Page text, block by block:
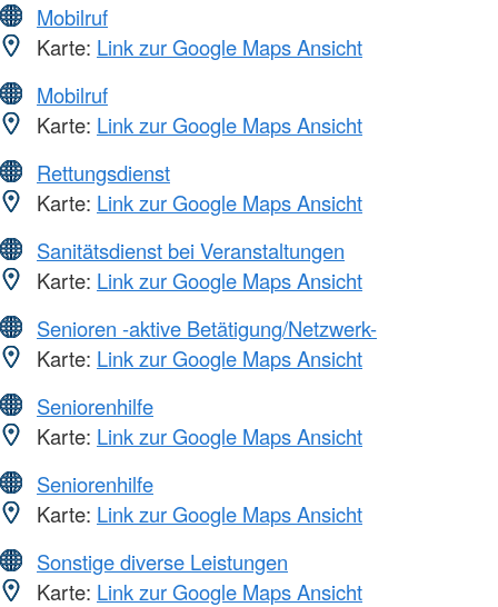
Mobilruf
Karte: Link zur Google Maps Ansicht
Mobilruf
Karte: Link zur Google Maps Ansicht
Rettungsdienst
Karte: Link zur Google Maps Ansicht
Sanitätsdienst bei Veranstaltungen
Karte: Link zur Google Maps Ansicht
Senioren -aktive Betätigung/Netzwerk-
Karte: Link zur Google Maps Ansicht
Seniorenhilfe
Karte: Link zur Google Maps Ansicht
Seniorenhilfe
Karte: Link zur Google Maps Ansicht
Sonstige diverse Leistungen
Karte: Link zur Google Maps Ansicht